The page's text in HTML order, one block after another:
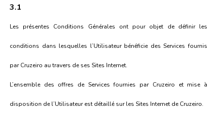
3.1
Les présentes Conditions Générales ont pour objet de définir les
conditions dans lesquelles l’Utilisateur bénéficie des Services fournis
par Cruzeiro au travers de ses Sites Internet.
L’ensemble des offres de Services fournies par Cruzeiro et mise à
disposition de l’Utilisateur est détaillé sur les Sites Internet de Cruzeiro.